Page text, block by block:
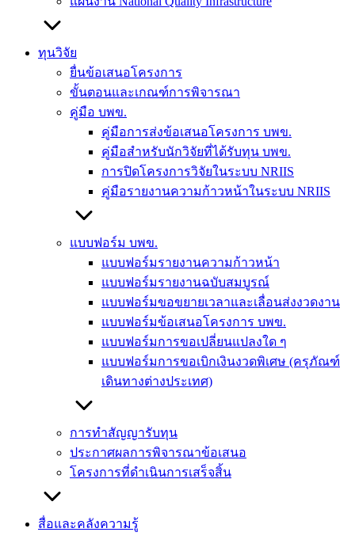
ทุนวิจัย
ยื่นข้อเสนอโครงการ
ขั้นตอนและเกณฑ์การพิจารณา
คู่มือ บพข.
คู่มือการส่งข้อเสนอโครงการ บพข.
คู่มือสำหรับนักวิจัยที่ได้รับทุน บพข.
การปิดโครงการวิจัยในระบบ NRIIS
คู่มือรายงานความก้าวหน้าในระบบ NRIIS
แบบฟอร์ม บพข.
แบบฟอร์มรายงานความก้าวหน้า
แบบฟอร์มรายงานฉบับสมบูรณ์
แบบฟอร์มขอขยายเวลาและเลื่อนส่งงวดงาน
แบบฟอร์มข้อเสนอโครงการ บพข.
แบบฟอร์มการขอเปลี่ยนแปลงใด ๆ
แบบฟอร์มการขอเบิกเงินงวดพิเศษ (ครุภัณฑ์
เดินทางต่างประเทศ)
การทำสัญญารับทุน
ประกาศผลการพิจารณาข้อเสนอ
โครงการที่ดำเนินการเสร็จสิ้น
สื่อและคลังความรู้